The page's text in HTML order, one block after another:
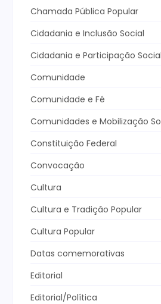
Chamada Pública Popular
Cidadania e Inclusão Social
Cidadania e Participação Social
Comunidade
Comunidade e Fé
Comunidades e Mobilização
Constituição Federal
Convocação
Cultura
Cultura e Tradição Popular
Cultura Popular
Datas comemorativas
Editorial
Editorial/Política